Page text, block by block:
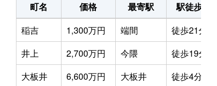
町名 価格 最寄駅
駅徒歩
稲吉
1,300万円 端間
徒歩21分
井上
2,700万円 今隈
徒歩19分
大板井
6,600万円 大板井
徒歩4分